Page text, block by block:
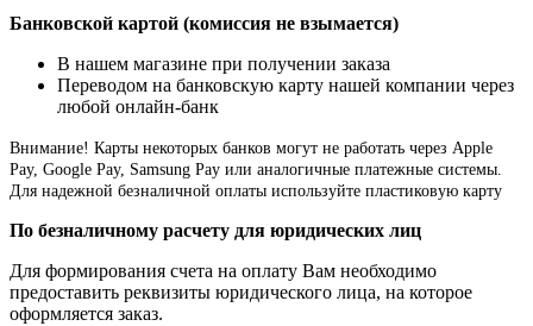
Банковской картой (комиссия не взымается)
В нашем магазине при получении заказа
Переводом на банковскую карту нашей компании через
любой онлайн-банк
Внимание! Карты некоторых банков могут не работать через Apple
Pay, Google Pay, Samsung Pay или аналогичные платежные системы.
Для надежной безналичной оплаты используйте пластиковую карту
По безналичному расчету для юридических лиц
Для формирования счета на оплату Вам необходимо
предоставить реквизиты юридического лица, на которое
оформляется заказ.